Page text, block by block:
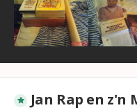
Jan Rap en z'n